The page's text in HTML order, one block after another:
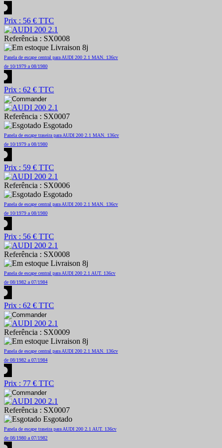
Prix : 56 € TTC
Referência : SX0008
Livraison 8j
Panela de escape central para AUDI 200 2.1 MAN. 136cv
de 10/1979 a 08/1980
Prix : 62 € TTC
Referência : SX0007
Esgotado
Panela de escape traseira para AUDI 200 2.1 MAN. 136cv
de 10/1979 a 08/1980
Prix : 59 € TTC
Referência : SX0006
Esgotado
Panela de escape central para AUDI 200 2.1 MAN. 136cv
de 10/1979 a 08/1980
Prix : 56 € TTC
Referência : SX0008
Livraison 8j
Panela de escape central para AUDI 200 2.1 AUT. 136cv
de 08/1982 a 07/1984
Prix : 62 € TTC
Referência : SX0009
Livraison 8j
Panela de escape central para AUDI 200 2.1 MAN. 136cv
de 08/1982 a 07/1984
Prix : 77 € TTC
Referência : SX0007
Esgotado
Panela de escape traseira para AUDI 200 2.1 AUT. 136cv
de 08/1980 a 07/1982